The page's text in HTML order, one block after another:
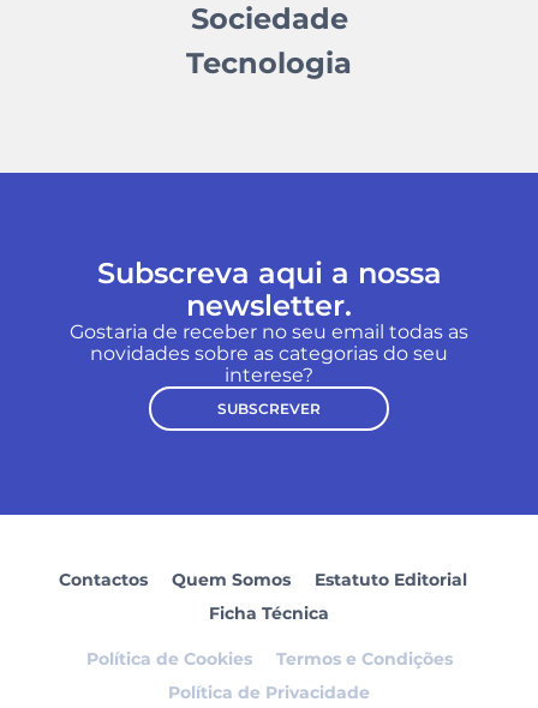
Sociedade
Tecnologia
Subscreva aqui a nossa
newsletter.
Gostaria de receber no seu email todas as
novidades sobre as categorias do seu
interese?
SUBSCREVER
Contactos Quem Somos
Estatuto Editorial
Ficha Técnica
Política de Cookies
Termos e Condições
Política de Privacidade